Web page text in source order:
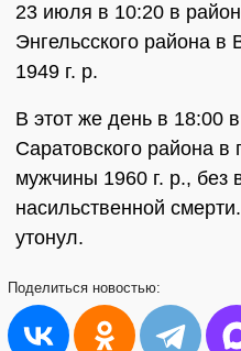
23 июля в 10:20 в
Энгельсского района в
1949 г. р.
В этот же день в 18:00
Саратовского района в
мужчины 1960 г. р., без
насильственной
утонул.
Поделиться новостью: